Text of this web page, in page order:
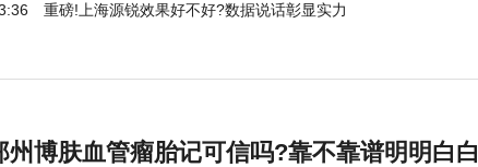
重磅!上海源锐效果好不好?数据说话彰显实力
州博肤血管瘤胎记可信吗?靠不靠谱明明白白